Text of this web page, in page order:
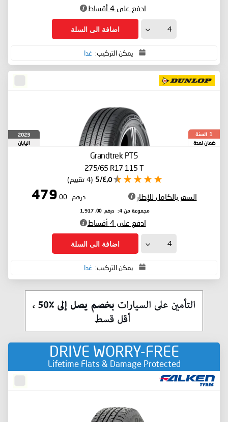
ادفع على 4 أقساط
اضافة الى السلة
يمكن التركيب: غدا
1 السنة
ضمان لمدة
2023
اليابان
Grandtrek PT5
275/65 R17 115 T
٤٫٥/5 (4 تقييم)
السعر بالكامل للإطار درهم 479
.00
مجموعة من 4: درهم 1,917
.00
ادفع على 4 أقساط
اضافة الى السلة
يمكن التركيب: غدا
DRIVE WORRY-FREE
Lifetime Flats & Damage Protected